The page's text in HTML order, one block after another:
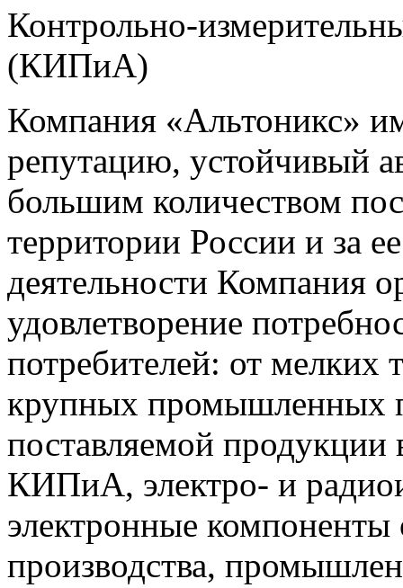
Контрольно-
(КИПиА)
Компания «Альтоникс»
репутацию, устойчивый
большим количеством
территории России и за
деятельности Компания
удовлетворение
потребителей: от мелких
крупных промышленных
поставляемой продукции
КИПиА, электро- и
электронные компоненты
производства,